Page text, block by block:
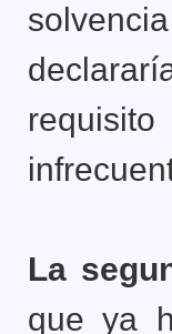
La
que ya